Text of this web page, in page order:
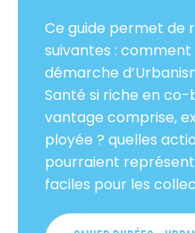
Ce guide permet de
suivantes :
démarche
Santé si riche en
vantage comprise,
ployée ? quelles
pourraient
faciles pour les